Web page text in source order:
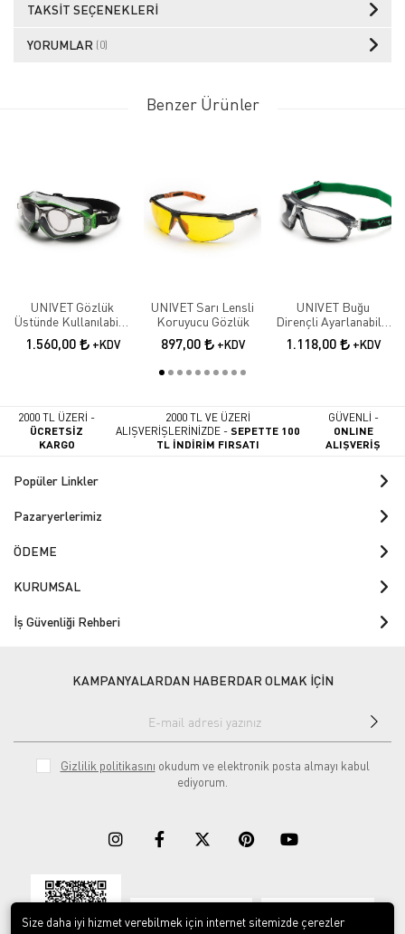
TAKSIT SEÇENEKLERI
YORUMLAR (0)
Benzer Ürünler
UNIVET Gözlük
Üstünde Kullanılabilir
Kauçuk Içlikli
Koruyucu Gözlük
1.560,00 +KDV
UNIVET Sarı Lensli
Koruyucu Gözlük
897,00 +KDV
UNIVET Buğu
Dirençli Ayarlanabilir
Saplı Baş Bantlı
Koruyucu Gözlük
1.118,00 +KDV
2000 TL ÜZERİ -
ÜCRETSİZ
KARGO
2000 TL VE ÜZERİ
ALIŞVERİŞLERİNİZDE -SEPETTE 100
TL İNDİRİM FIRSATI
GÜVENLİ -
ONLINE
ALIŞVERİŞ
Popüler Linkler
Pazaryerlerimiz
ÖDEME
KURUMSAL
İş Güvenliği Rehberi
KAMPANYALARDAN HABERDAR OLMAK İÇİN
Gizlilik politikasını okudum ve elektronik posta almayı kabul
ediyorum.
App Store Google play
Size daha iyi hizmet verebilmek için internet sitemizde çerezler